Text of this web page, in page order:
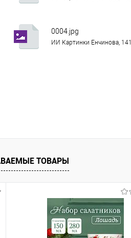
0004.jpg
ИИ Картинки Енчинова,
ТОВАРЫ